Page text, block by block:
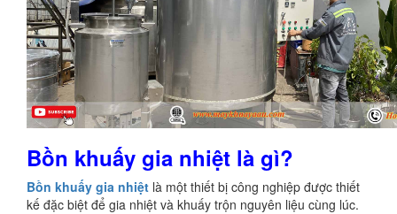
Bồn khuấy gia nhiệt là gì?
Bồn khuấy gia nhiệt là một thiết bị công nghiệp được thiết
kế đặc biệt để gia nhiệt và khuấy trộn nguyên liệu cùng lúc.